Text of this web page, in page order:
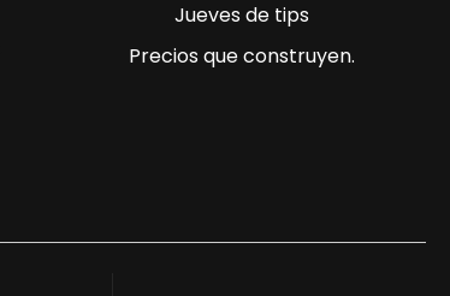
Jueves de tips
Precios que construyen.